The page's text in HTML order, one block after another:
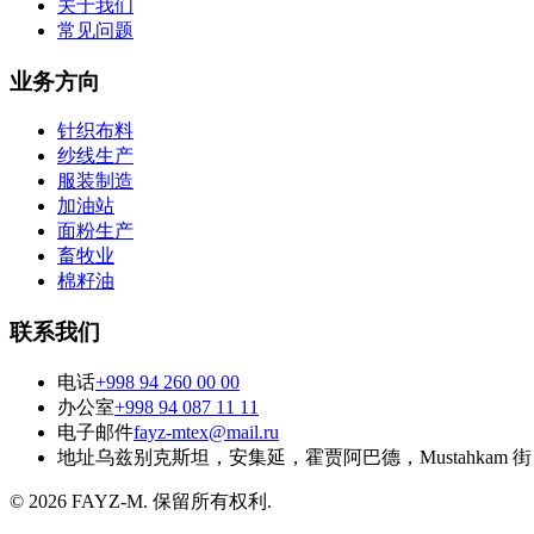
关于我们
常见问题
业务方向
针织布料
纱线生产
服装制造
加油站
面粉生产
畜牧业
棉籽油
联系我们
电话+998 94 260 00 00
办公室+998 94 087 11 11
电子邮件fayz-mtex@mail.ru
地址乌兹别克斯坦，安集延，霍贾阿巴德，Mustahkam 街
© 2026 FAYZ-M. 保留所有权利 .